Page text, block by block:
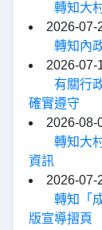
轉知大
2026-07-
轉知內
2026-07-
有關行
確實遵守
2026-08-
轉知大
資訊
2026-07-
轉知「
版宣導摺頁